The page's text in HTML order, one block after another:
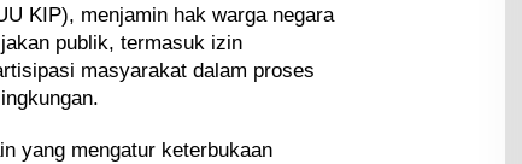
KIP), menjamin hak warga negara
publik, termasuk izin
masyarakat dalam proses
yang mengatur keterbukaan